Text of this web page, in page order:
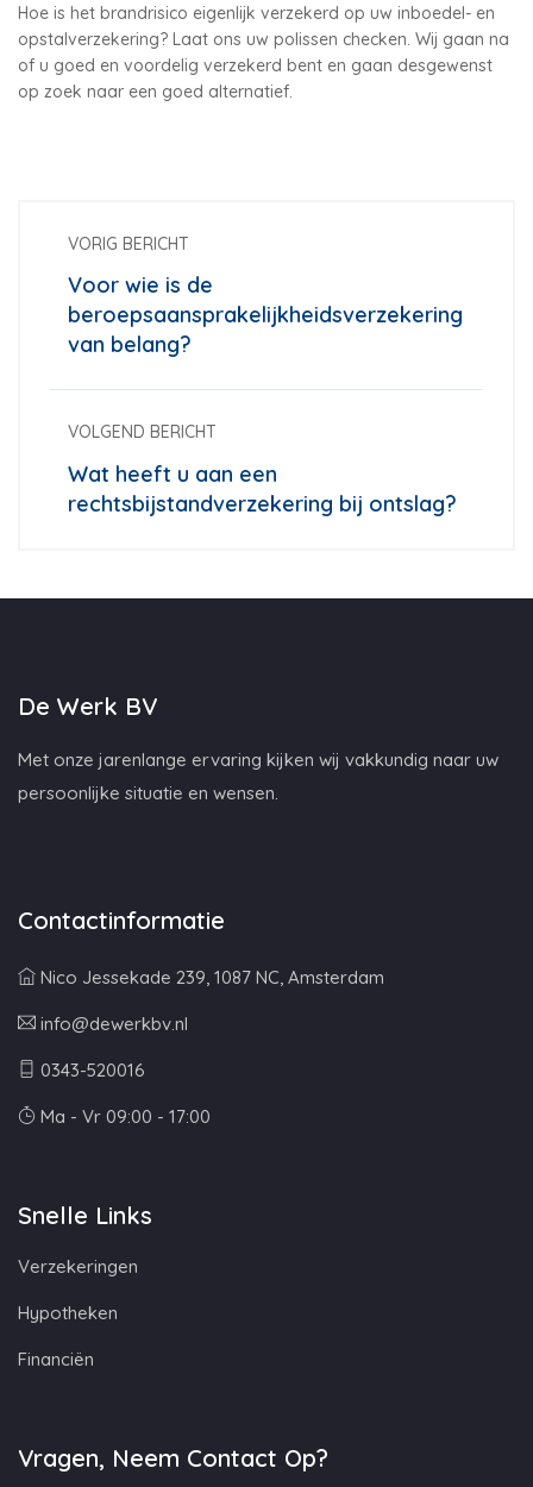
Hoe is het brandrisico eigenlijk verzekerd op uw inboedel- en
opstalverzekering? Laat ons uw polissen checken. Wij gaan na
of u goed en voordelig verzekerd bent en gaan desgewenst
op zoek naar een goed alternatief.
VORIG BERICHT
Voor wie is de
beroepsaansprakelijkheidsverzekering
van belang?
VOLGEND BERICHT
Wat heeft u aan een
rechtsbijstandverzekering bij ontslag?
De Werk BV
Met onze jarenlange ervaring kijken wij vakkundig naar uw
persoonlijke situatie en wensen.
Contactinformatie
Nico Jessekade 239, 1087 NC, Amsterdam
info@dewerkbv.nl
0343-520016
Ma - Vr 09:00 - 17:00
Snelle Links
Verzekeringen
Hypotheken
Financiën
Vragen, Neem Contact Op?